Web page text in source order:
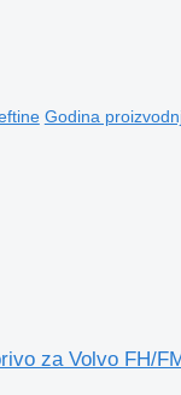
Godina
za Volvo FH/